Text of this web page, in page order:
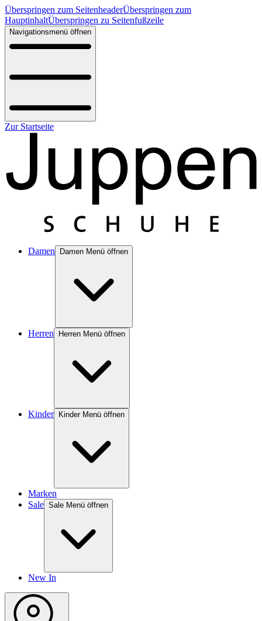
Überspringen zum SeitenheaderÜberspringen zum
HauptinhaltÜberspringen zu Seitenfußzeile
Navigationsmenü öffnen
Zur Startseite
Damen Damen Menü öffnen
Herren Herren Menü öffnen
Kinder Kinder Menü öffnen
Marken
Sale Sale Menü öffnen
New In